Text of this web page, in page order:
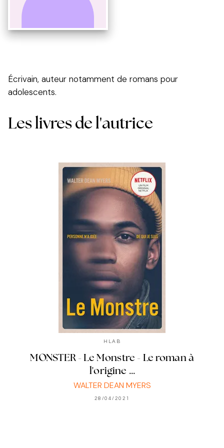
Écrivain, auteur notamment de romans pour
adolescents.
Les livres de l'autrice
HLAB
MONSTER - Le Monstre - Le roman à
l'origine …
WALTER DEAN MYERS
28/04/2021